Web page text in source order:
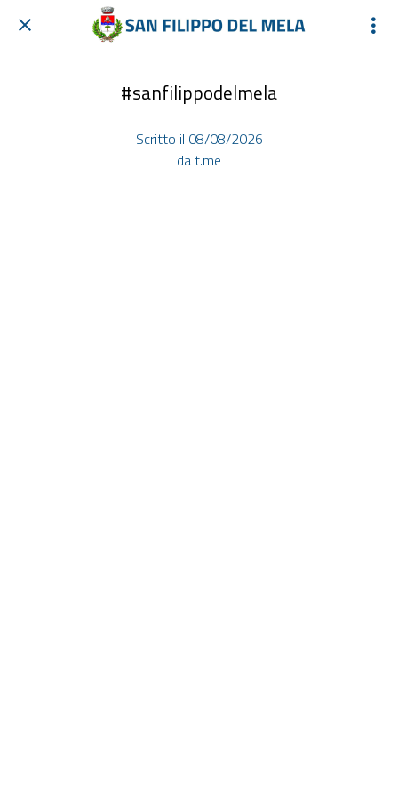
#sanfilippodelmela
Scritto il 08/08/2026
da t.me